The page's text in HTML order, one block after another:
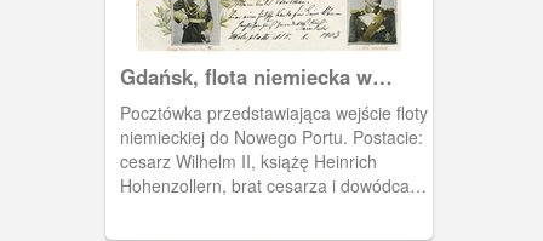
Gdańsk, flota niemiecka w
gdańskim porcie
Pocztówka przedstawiająca wejście floty
niemieckiej do Nowego Portu. Postacie:
cesarz Wilhelm II, książę Heinrich
Hohenzollern, brat cesarza i dowódca